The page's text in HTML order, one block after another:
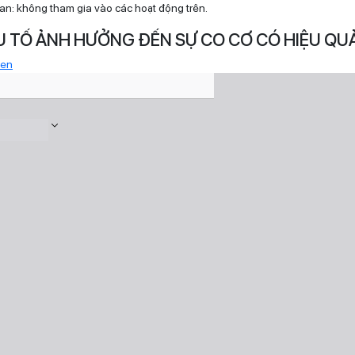
không tham gia vào các hoạt động trên.
TỐ ẢNH HƯỞNG ĐẾN SỰ CO CƠ CÓ HIỆU